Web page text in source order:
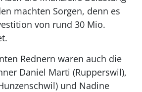
machten Sorgen, denn es
von rund 30 Mio.
Rednern waren auch die
Daniel Marti (Rupperswil),
und Nadine